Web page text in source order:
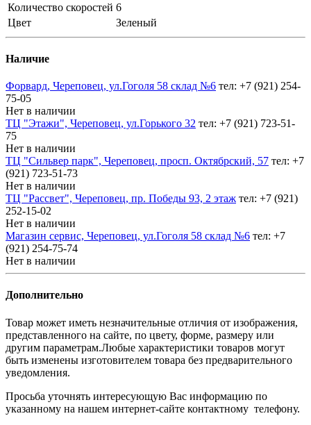
Количество скоростей 6
Цвет
Зеленый
Наличие
Форвард, Череповец, ул.Гоголя 58 склад №6 тел: +7 (921) 254-
75-05
Нет в наличии
ТЦ "Этажи", Череповец, ул.Горького 32 тел: +7 (921) 723-51-
75
Нет в наличии
ТЦ "Сильвер парк", Череповец, просп. Октябрский, 57 тел: +7
(921) 723-51-73
Нет в наличии
ТЦ "Рассвет", Череповец, пр. Победы 93, 2 этаж тел: +7 (921)
252-15-02
Нет в наличии
Магазин сервис, Череповец, ул.Гоголя 58 склад №6 тел: +7
(921) 254-75-74
Нет в наличии
Дополнительно
Товар может иметь незначительные отличия от изображения,
представленного на сайте, по цвету, форме, размеру или
другим параметрам.Любые характеристики товаров могут
быть изменены изготовителем товара без предварительного
уведомления.
Просьба уточнять интересующую Вас информацию по
указанному на нашем интернет-сайте контактному телефону.